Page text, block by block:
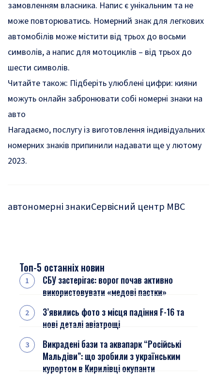
замовленням власника. Напис є унікальним та не
може повторюватись. Номерний знак для легкових
автомобілів може містити від трьох до восьми
символів, а напис для мотоциклів – від трьох до
шести символів.
Читайте також: Підберіть улюблені цифри: кияни
можуть онлайн забронювати собі номерні знаки на
авто
Нагадаємо, послугу із виготовлення індивідуальних
номерних знаків припинили надавати ще у лютому
2023.
автономерні знакиСервісний центр МВС
Топ-5 останніх новин
СБУ застерігає: ворог почав активно
використовувати «медові пастки»
З’явились фото з місця падіння F-16 та
нові деталі авіатрощі
Викрадені бази та аквапарк “Російські
Мальдіви”: що зробили з українським
курортом в Кирилівці окупанти